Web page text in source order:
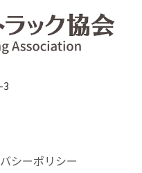
3
シーポリシー